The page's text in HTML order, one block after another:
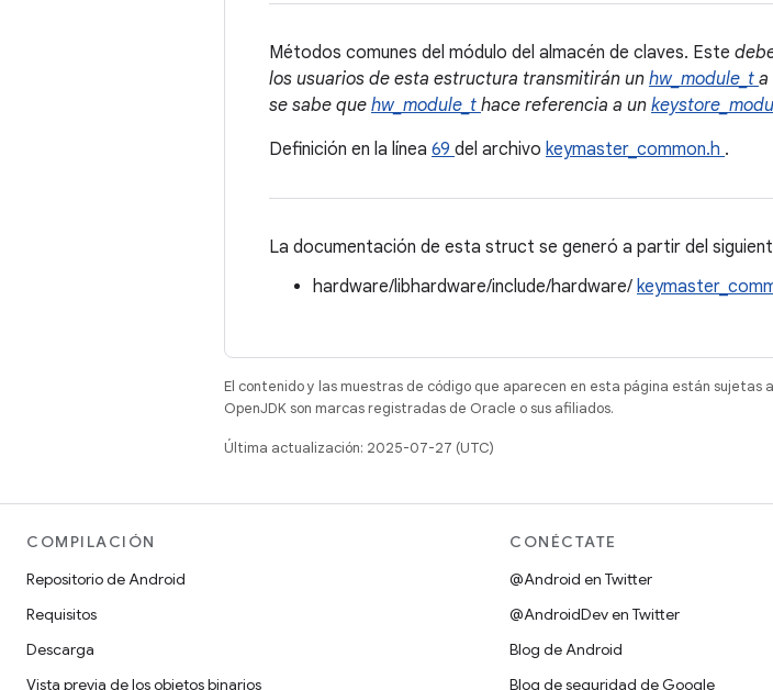
Métodos comunes del módulo del almacén de claves. Este
los usuarios de esta estructura transmitirán un hw_module_t a
se sabe que hw_module_t hace referencia a un
Definición en la línea 69 del archivo keymaster_common.h .
La documentación de esta struct se generó a partir del
hardware/libhardware/include/hardware/
El contenido y las muestras de código que aparecen en esta página están sujetas
OpenJDK son marcas registradas de Oracle o sus afiliados.
Última actualización: 2025-07-27 (UTC)
COMPILACIÓN
Repositorio de Android
Requisitos
Descarga
Vista previa de los objetos binarios
CONÉCTATE
@Android en Twitter
@AndroidDev en Twitter
Blog de Android
Blog de seguridad de Google